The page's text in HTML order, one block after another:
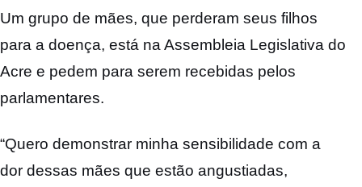
Um grupo de mães, que perderam seus filhos
para a doença, está na Assembleia Legislativa do
Acre e pedem para serem recebidas pelos
parlamentares.
“Quero demonstrar minha sensibilidade com a
dor dessas mães que estão angustiadas,